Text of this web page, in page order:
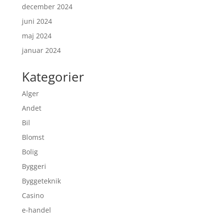
december 2024
juni 2024
maj 2024
januar 2024
Kategorier
Alger
Andet
Bil
Blomst
Bolig
Byggeri
Byggeteknik
Casino
e-handel